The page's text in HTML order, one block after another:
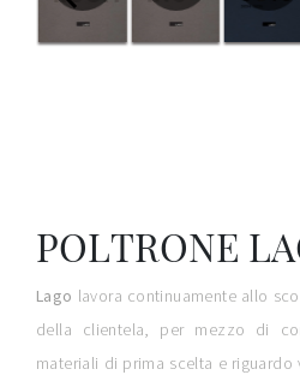
POLTRONE
Lago lavora continuamente allo
della clientela, per mezzo di
materiali di prima scelta e